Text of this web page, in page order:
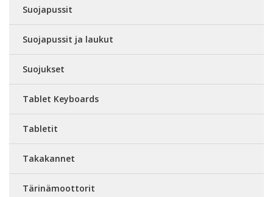
Suojapussit
Suojapussit ja laukut
Suojukset
Tablet Keyboards
Tabletit
Takakannet
Tärinämoottorit